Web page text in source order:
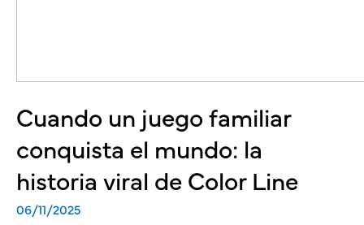
Cuando un juego familiar
conquista el mundo: la
historia viral de Color Line
06/11/2025